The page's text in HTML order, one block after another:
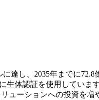
達し、2035年までに72.8
体認証を使用していま
ューションへの投資を増